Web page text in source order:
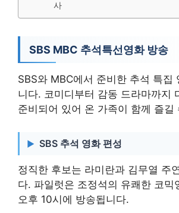
사
SBS MBC 추석특선영화 방송
SBS와 MBC에서 준비한 추석 특집
니다. 코미디부터 감동 드라마까지
준비되어 있어 온 가족이 함께 즐길
SBS 추석 영화 편성
정직한 후보는 라미란과 김무열 주
다. 파일럿은 조정석의 유쾌한 코믹
오후 10시에 방송됩니다.